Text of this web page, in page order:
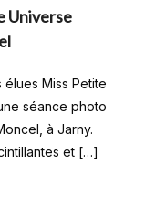
Universe
Miss Petite
séance photo
à Jarny.
et […]